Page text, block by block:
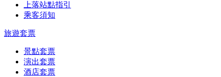
上落站點指引
乘客須知
旅遊套票
景點套票
演出套票
酒店套票